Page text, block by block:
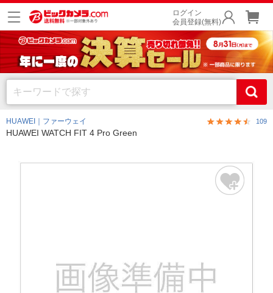
ログイン
会員登録(無料)
HUAWEI｜ファーウェイ 109
HUAWEI WATCH FIT 4 Pro Green